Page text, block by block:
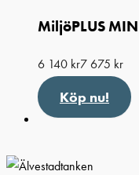
MiljöPLUS
6 140 kr7 675 kr
Köp nu!